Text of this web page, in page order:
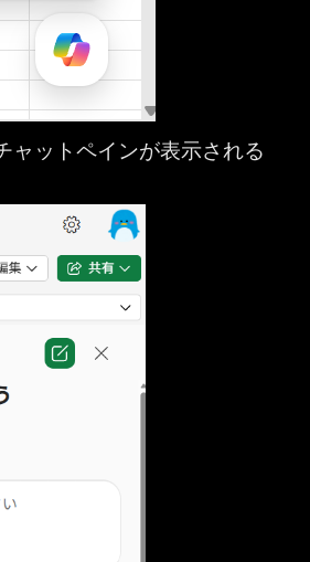
ットペインが表示される